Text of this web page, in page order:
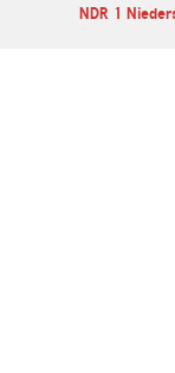
NDR 1